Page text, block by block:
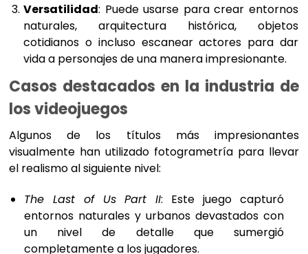
Versatilidad: Puede usarse para crear entornos
naturales, arquitectura histórica, objetos
cotidianos o incluso escanear actores para dar
vida a personajes de una manera impresionante.
Casos destacados en la industria de
los videojuegos
Algunos de los títulos más impresionantes
visualmente han utilizado fotogrametría para llevar
el realismo al siguiente nivel:
The Last of Us Part II: Este juego capturó
entornos naturales y urbanos devastados con
un nivel de detalle que sumergió
completamente a los jugadores.